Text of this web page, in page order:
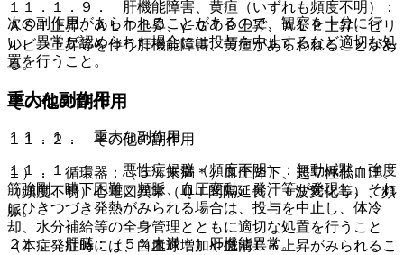
１１．１．９． 肝機能障害、黄疸（いずれも頻度不明）：
ＡＳＴ上昇、ＡＬＴ上昇、γ−ＧＴＰ上昇、ＡＬＰ上昇、ビリ
ルビン上昇等を伴う肝機能障害、黄疸があらわれることがあ
る。
その他の副作用
１１．２． その他の副作用
１）． 循環器：（５％未満＊）血圧降下、起立性低血圧、
（頻度不明）心電図異常（ＱＴ間隔延長、Ｔ波変化等）、頻
脈。
２）． 肝臓：（５％未満＊）肝機能異常。
次の副作用があらわれることがあるので、観察を十分に行
い、異常が認められた場合には投与を中止するなど適切な処
置を行うこと。
重大な副作用
１１．１． 重大な副作用
１１．１．１． 悪性症候群（頻度不明）：無動緘黙、強度
筋強剛、嚥下困難、頻脈、血圧変動、発汗等が発現し、それ
にひきつづき発熱がみられる場合は、投与を中止し、体冷
却、水分補給等の全身管理とともに適切な処置を行うこと
（本症発症時には、白血球増加や血清ＣＫ上昇がみられるこ